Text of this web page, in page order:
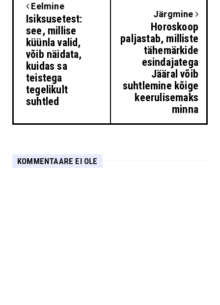
Eelmine
Isiksusetest:
see, millise
küünla valid,
võib näidata,
kuidas sa
teistega
tegelikult
suhtled
Järgmine
Horoskoop
paljastab, milliste
tähemärkide
esindajatega
Jääral võib
suhtlemine kõige
keerulisemaks
minna
KOMMENTAARE EI OLE